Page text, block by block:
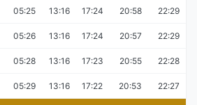
05:25 13:16 17:24 20:58 22:29
05:26 13:16 17:24 20:57 22:29
05:28 13:16 17:23 20:55 22:28
05:29 13:16 17:22 20:53 22:27